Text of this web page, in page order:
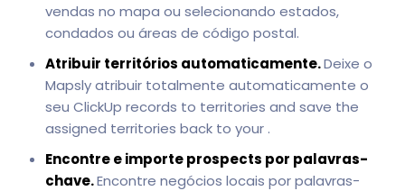
vendas no mapa ou selecionando estados,
condados ou áreas de código postal.
Atribuir territórios automaticamente.Deixe o
Mapsly atribuir totalmente automaticamente o
seu ClickUp records to territories and save the
assigned territories back to your .
Encontre e importe prospects por palavras-
chave.Encontre negócios locais por palavras-